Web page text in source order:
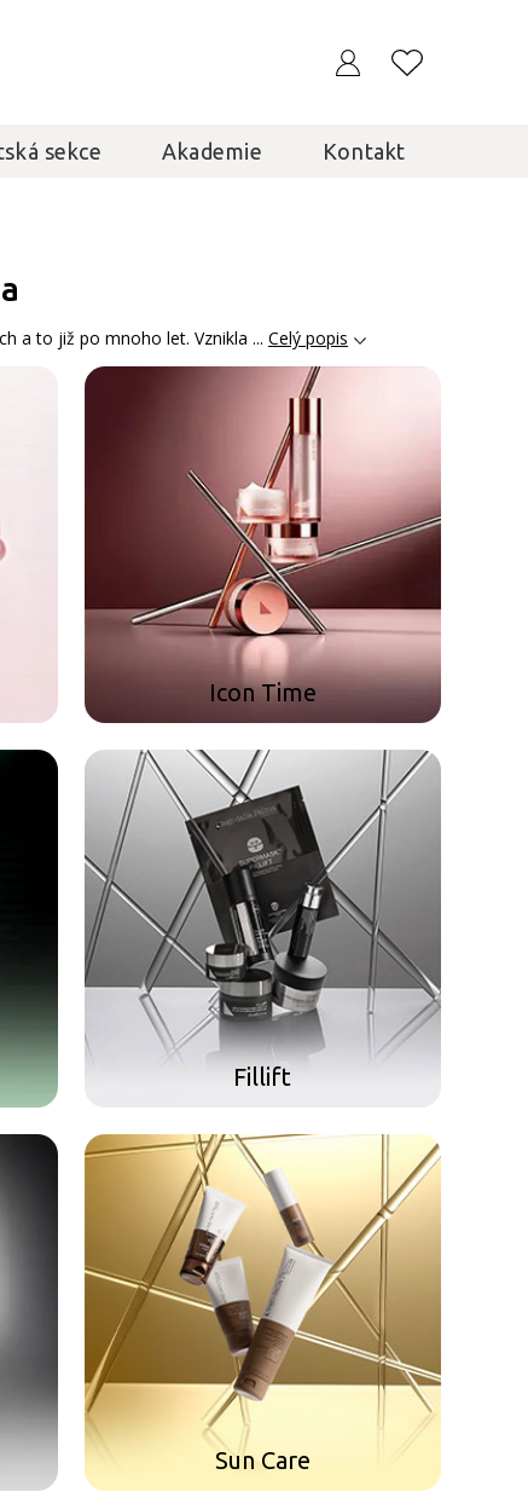
sekce Akademie Kontakt
a to již po mnoho let. Vznikla ... Celý popis
Icon Time
Fillift
Sun Care